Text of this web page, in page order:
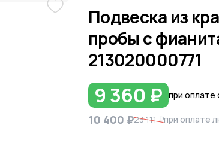
Подвеска из
пробы с
213020000771
9 360 ₽ при оплате
10 400 ₽23 111 ₽при оплате